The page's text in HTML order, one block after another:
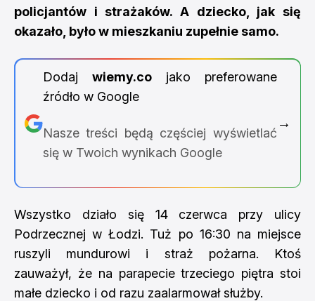
policjantów i strażaków. A dziecko, jak się
okazało, było w mieszkaniu zupełnie samo.
Dodaj wiemy.cojako preferowane
źródło w Google
Nasze treści będą częściej wyświetlać
się w Twoich wynikach Google
→
Wszystko działo się 14 czerwca przy ulicy
Podrzecznej w Łodzi. Tuż po 16:30 na miejsce
ruszyli mundurowi i straż pożarna. Ktoś
zauważył, że na parapecie trzeciego piętra stoi
małe dziecko i od razu zaalarmował służby.